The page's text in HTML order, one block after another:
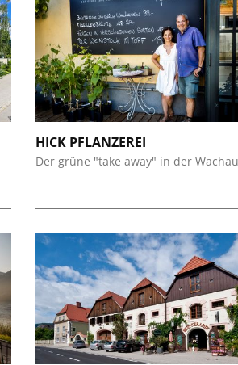
HICK PFLANZEREI
Der grüne "take away" in der